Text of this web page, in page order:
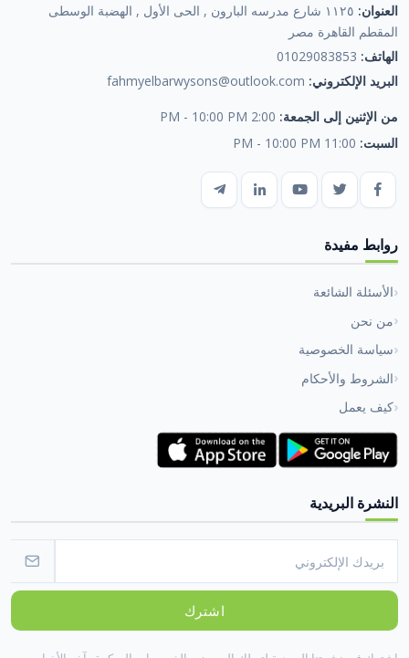
العنوان:
١١٢٥ شارع مدرسه البارون , الحى الأول , الهضبة الوسطى
المقطم القاهرة مصر
الهاتف: 01029083853
البريد الإلكتروني: fahmyelbarwysons@outlook.com
من الإثنين إلى الجمعة: 2:00 PM - 10:00 PM
السبت: 11:00 PM - 10:00 PM
روابط مفيدة
الأسئلة الشائعة
من نحن
سياسة الخصوصية
الشروط والأحكام
كيف يعمل
النشرة البريدية
اشترك